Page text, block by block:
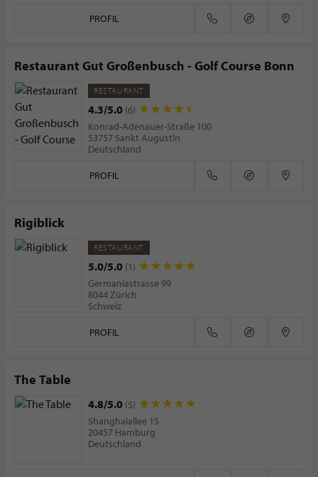
PROFIL
Restaurant Gut Großenbusch - Golf Course Bonn
RESTAURANT
4.3/5.0 (6)
Konrad-Adenauer-Straße 100
53757 Sankt Augustin
Deutschland
PROFIL
Rigiblick
RESTAURANT
5.0/5.0 (1)
Germaniastrasse 99
8044 Zürich
Schweiz
PROFIL
The Table
4.8/5.0 (5)
Shanghaiallee 15
20457 Hamburg
Deutschland